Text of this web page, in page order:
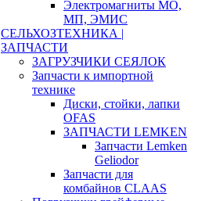
Электромагниты МО,
МП, ЭМИС
СЕЛЬХОЗТЕХНИКА |
ЗАПЧАСТИ
ЗАГРУЗЧИКИ СЕЯЛОК
Запчасти к импортной
технике
Диски, стойки, лапки
OFAS
ЗАПЧАСТИ LEMKEN
Запчасти Lemken
Geliodor
Запчасти для
комбайнов CLAAS